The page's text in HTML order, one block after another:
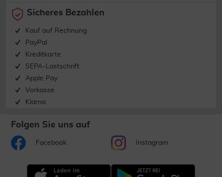
Sicheres Bezahlen
Kauf auf Rechnung
PayPal
Kreditkarte
SEPA-Lastschrift
Apple Pay
Vorkasse
Klarna
Folgen Sie uns auf
Facebook Instagram